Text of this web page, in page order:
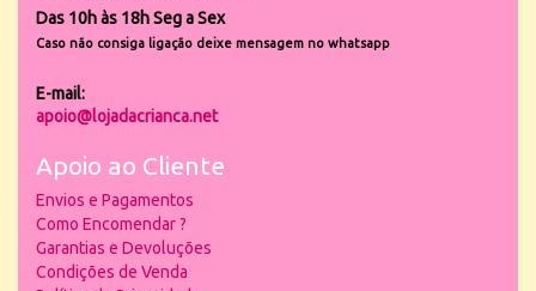
Das 10h às 18h Seg a Sex
Caso não consiga ligação deixe mensagem no whatsapp
E-mail:
apoio@lojadacrianca.net
Apoio ao Cliente
Envios e Pagamentos
Como Encomendar ?
Garantias e Devoluções
Condições de Venda